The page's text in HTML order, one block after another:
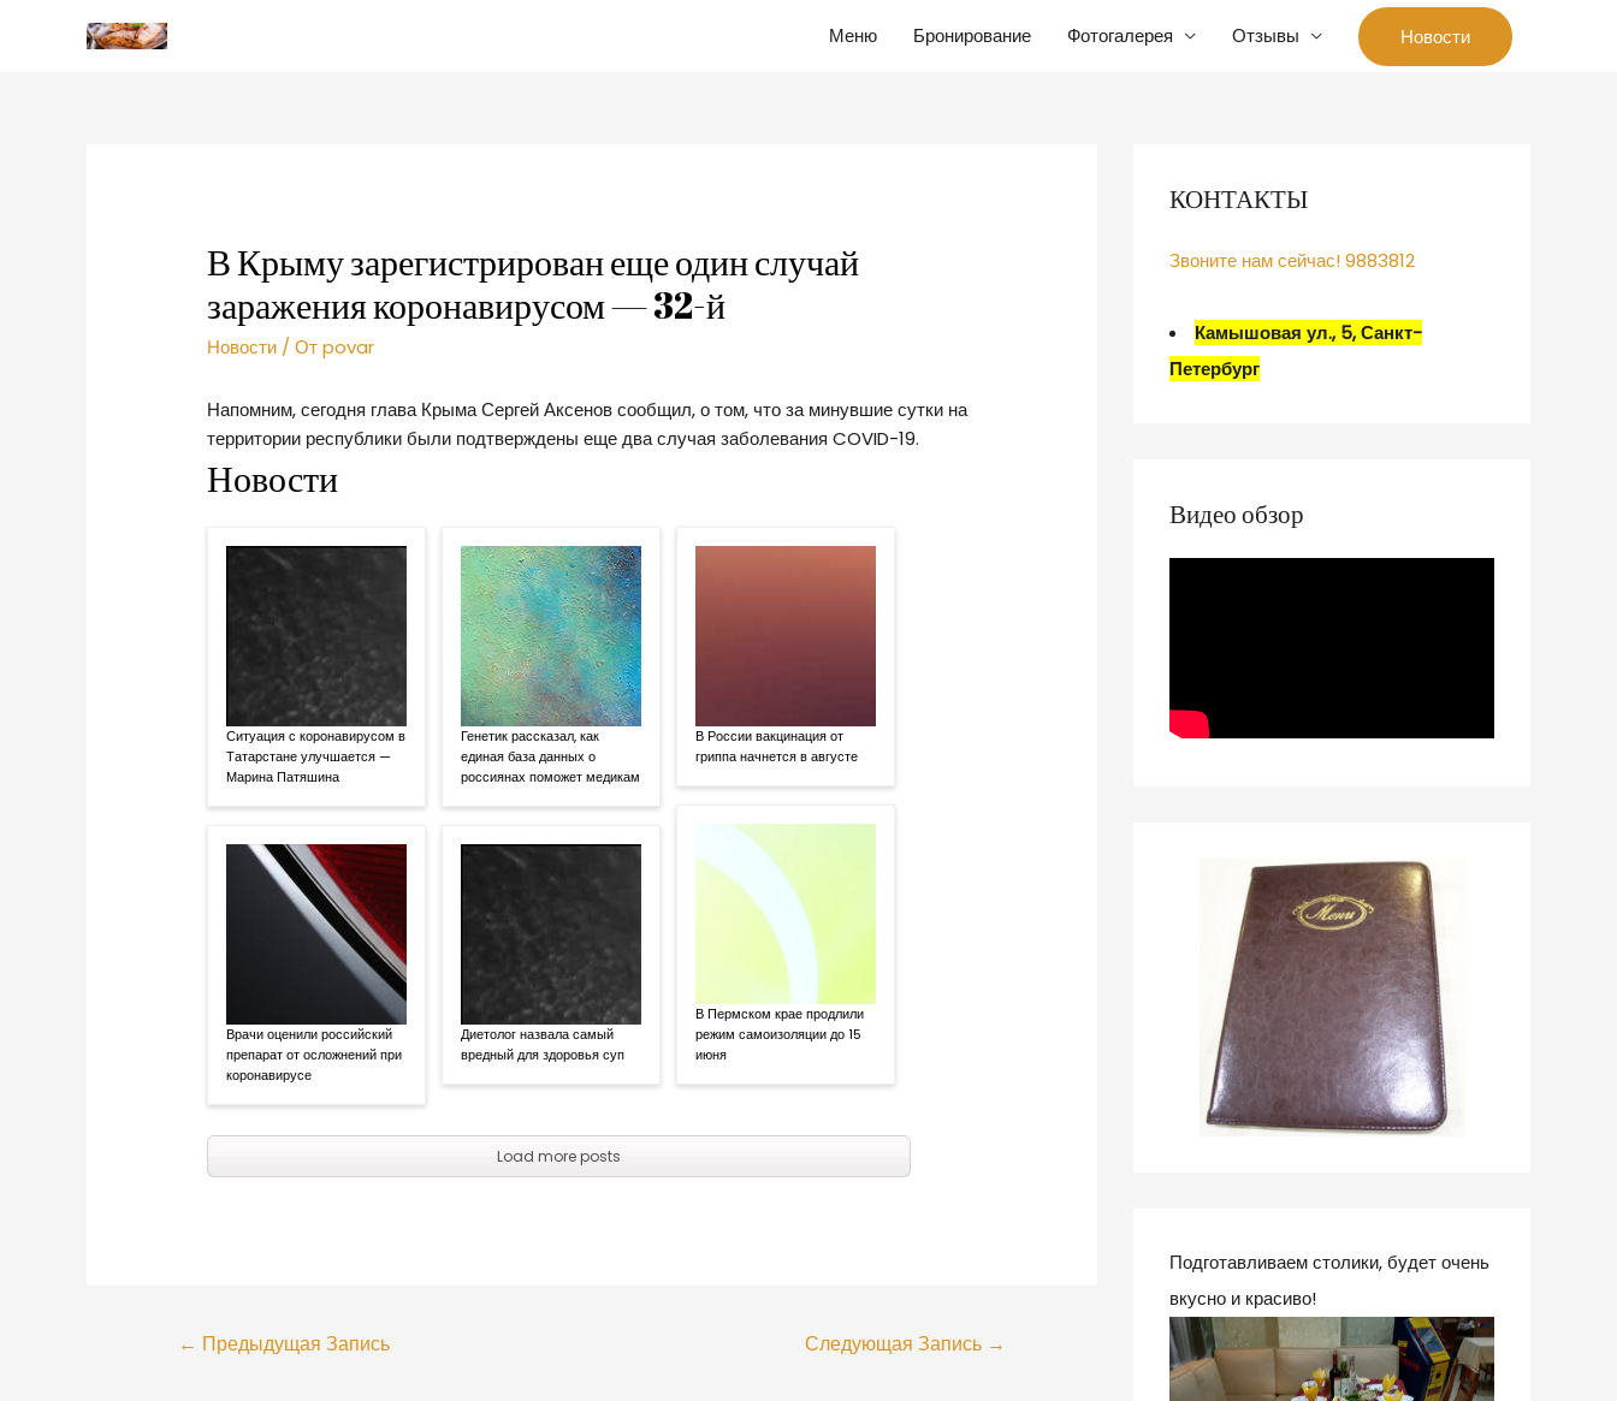
Меню Бронирование Фотогалерея Отзывы Новости
В Крыму зарегистрирован еще один случай
заражения коронавирусом — 32-й
Новости / Отpovar
Напомним, сегодня глава Крыма Сергей Аксенов сообщил, о том, что за минувшие сутки на
территории республики были подтверждены еще два случая заболевания COVID-19.
Новости
Ситуация с коронавирусом в
Татарстане улучшается —
Марина Патяшина
Врачи оценили российский
препарат от осложнений при
коронавирусе
Генетик рассказал, как
единая база данных о
россиянах поможет медикам
Диетолог назвала самый
вредный для здоровья суп
В России вакцинация от
гриппа начнется в августе
В Пермском крае продлили
режим самоизоляции до 15
июня
Load more posts
← Предыдущая Запись Следующая Запись →
КОНТАКТЫ
Звоните нам сейчас! 9883812
Камышовая ул., 5, Санкт-
Петербург
Видео обзор
Подготавливаем столики, будет очень
вкусно и красиво!